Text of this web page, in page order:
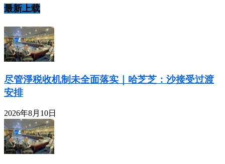
最新上载
尽管淨税收机制未全面落实｜哈芝芝：沙接受过渡
安排
2026年8月10日